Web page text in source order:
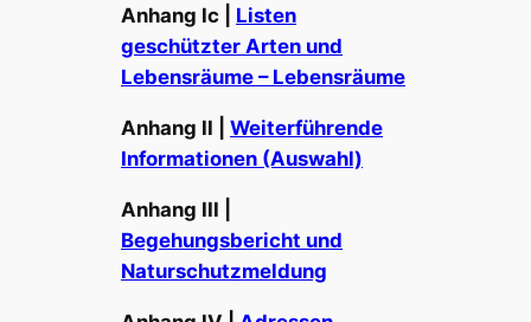
Anhang Ic | Listen
geschützter Arten und
Lebensräume – Lebensräume
Anhang II |Weiterführende
Informationen (Auswahl)
Anhang III |
Begehungsbericht und
Naturschutzmeldung